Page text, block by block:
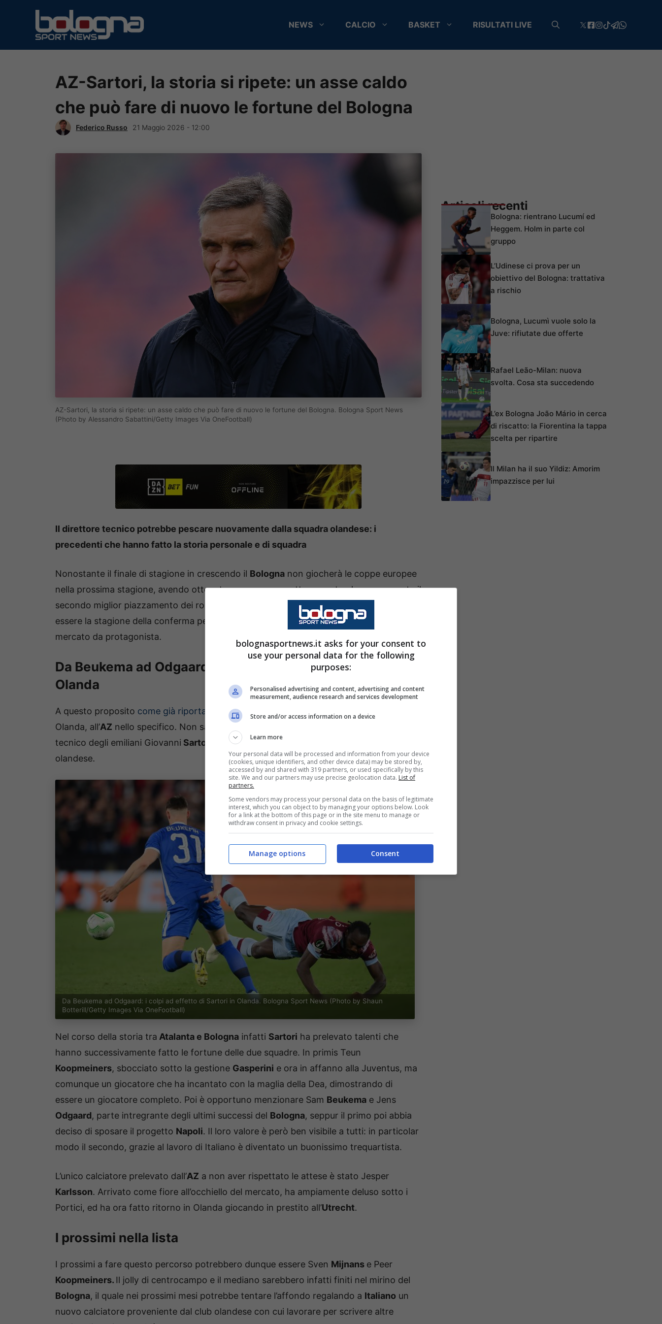
contenuto
NEWS CALCIO BASKET RISULTATI LIVE
AZ-Sartori, la storia si ripete: un asse caldo
che può fare di nuovo le fortune del Bologna
Federico Russo 21 Maggio 2026 - 12:00
AZ-Sartori, la storia si ripete: un asse caldo che può fare di nuovo le fortune del Bologna. Bologna Sport News
(Photo by Alessandro Sabattini/Getty Images Via OneFootball)
Il direttore tecnico potrebbe pescare nuovamente dalla squadra olandese: i
precedenti che hanno fatto la storia personale e di squadra
Nonostante il finale di stagione in crescendo il Bologna non giocherà le coppe europee
nella prossima stagione, avendo ottenuto comunque un ottavo posto che rappresenta il
secondo miglior piazzamento dei rossoblù dal 2001-2002. La prossima dovrà dunque
essere la stagione della conferma per i felsinei e questo passerà verosimilmente da un
mercato da protagonista.
Da Beukema ad Odgaard: i colpi ad effetto di Sartori in
Olanda
A questo proposito come già riportato Bologna
Olanda, all’AZ nello specifico. Non sarebbe però la prima volta che l’attuale direttore
tecnico degli emiliani Giovanni Sartori
proverebbe l’affondo per un calciatore del club
olandese.
Da Beukema ad Odgaard: i colpi ad effetto di Sartori in Olanda. Bologna Sport News (Photo by Shaun
Botterill/Getty Images Via OneFootball)
Nel corso della storia tra Atalanta e Bologna infatti Sartori ha prelevato talenti che
hanno successivamente fatto le fortune delle due squadre. In primis Teun
Koopmeiners, sbocciato sotto la gestione Gasperini e ora in affanno alla Juventus, ma
comunque un giocatore che ha incantato con la maglia della Dea, dimostrando di
essere un giocatore completo. Poi è opportuno menzionare Sam Beukema e Jens
Odgaard, parte intregrante degli ultimi successi del Bologna, seppur il primo poi abbia
deciso di sposare il progetto Napoli. Il loro valore è però ben visibile a tutti: in particolar
modo il secondo, grazie al lavoro di Italiano è diventato un buonissimo trequartista.
L’unico calciatore prelevato dall’AZ a non aver rispettato le attese è stato Jesper
Karlsson. Arrivato come fiore all’occhiello del mercato, ha ampiamente deluso sotto i
Portici, ed ha ora fatto ritorno in Olanda giocando in prestito all’Utrecht.
I prossimi nella lista
I prossimi a fare questo percorso potrebbero dunque essere Sven Mijnans e Peer
Koopmeiners. Il jolly di centrocampo e il mediano sarebbero infatti finiti nel mirino del
Bologna, il quale nei prossimi mesi potrebbe tentare l’affondo regalando a Italiano un
nuovo calciatore proveniente dal club olandese con cui lavorare per scrivere altre
Articoli recenti
Bologna: rientrano Lucumí ed
Heggem. Holm in parte col
gruppo
L’Udinese ci prova per un
obiettivo del Bologna: trattativa
a rischio
Bologna, Lucumì vuole solo la
Juve: rifiutate due offerte
Rafael Leão-Milan: nuova
svolta. Cosa sta succedendo
L’ex Bologna João Mário in cerca
di riscatto: la Fiorentina la tappa
scelta per ripartire
Il Milan ha il suo Yildiz: Amorim
impazzisce per lui
bolognasportnews.it asks for your consent to
use your personal data for the following
purposes:
Personalised advertising and content, advertising and content
measurement, audience research and services development
Store and/or access information on a device
Learn more
Your personal data will be processed and information from your device
(cookies, unique identifiers, and other device data) may be stored by,
accessed by and shared with 319 partners, or used specifically by this
site. We and our partners may use precise geolocation data. List of
partners.
Some vendors may process your personal data on the basis of legitimate
interest, which you can object to by managing your options below. Look
for a link at the bottom of this page or in the site menu to manage or
withdraw consent in privacy and cookie settings.
Consent
Manage options